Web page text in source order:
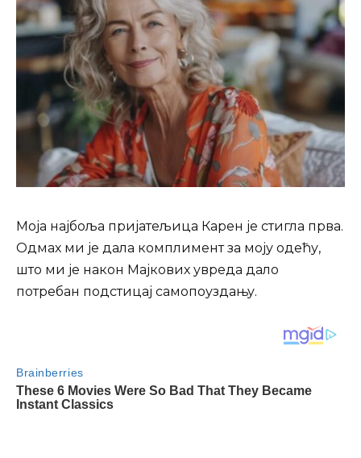
Моја најбоља пријатељица Карен је стигла прва.
Одмах ми је дала комплимент за моју одећу,
што ми је након Мајкових увреда дало
потребан подстицај самопоуздању.